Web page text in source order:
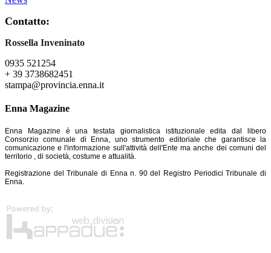
Contatto:
Rossella Inveninato
0935 521254
+ 39 3738682451
stampa@provincia.enna.it
Enna Magazine
Enna Magazine è una testata giornalistica istituzionale edita dal libero
Consorzio comunale di Enna, uno strumento editoriale che garantisce la
comunicazione e l'informazione sull'attività dell'Ente ma anche dei comuni del
territorio , di società, costume e attualità.
Registrazione del Tribunale di Enna n. 90 del Registro Periodici Tribunale di
Enna.